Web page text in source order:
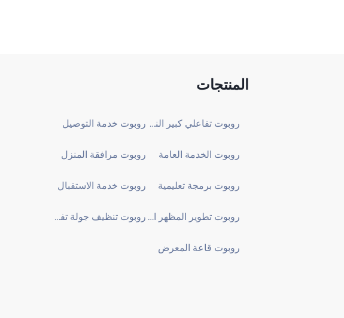
المنتجات
روبوت تفاعلي كبير النموذج روبوت خدمة التوصيل
روبوت الخدمة العامة روبوت مرافقة المنزل
روبوت برمجة تعليمية روبوت خدمة الاستقبال
روبوت تطوير المظهر المخصص روبوت تنظيف جولة تفقدية
روبوت قاعة المعرض